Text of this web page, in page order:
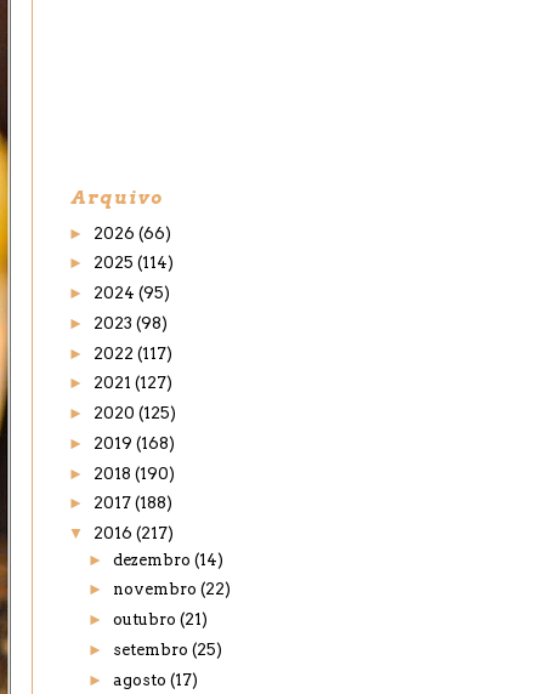
Arquivo
► 2026 (66)
► 2025 (114)
► 2024 (95)
► 2023 (98)
► 2022 (117)
► 2021 (127)
► 2020 (125)
► 2019 (168)
► 2018 (190)
► 2017 (188)
▼ 2016 (217)
► dezembro (14)
► novembro (22)
► outubro (21)
► setembro (25)
► agosto (17)